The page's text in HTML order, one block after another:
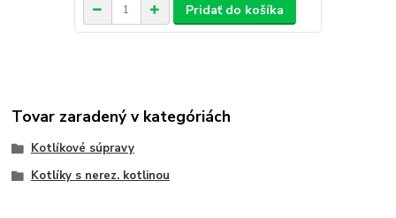
Pridať do košíka
Tovar zaradený v kategóriách
Kotlíkové súpravy
Kotlíky s nerez. kotlinou